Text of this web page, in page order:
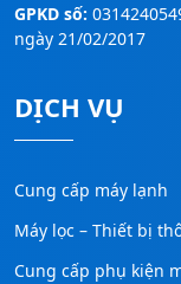
GPKD số:
ngày 21/02/2017
DỊCH VỤ
Cung cấp máy lạnh
Máy lọc – Thiết bị
Cung cấp phụ kiện